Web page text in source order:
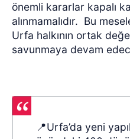
önemli kararlar kapalı
alınmamalıdır. Bu
Urfa halkının ortak
savunmaya devam
📍Urfa’da yeni